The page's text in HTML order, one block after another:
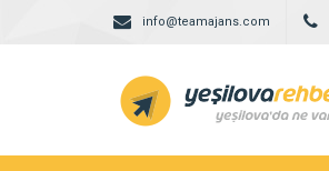
info@teamajans.com